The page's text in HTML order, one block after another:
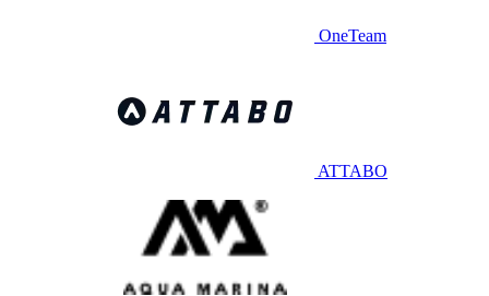
OneTeam
ATTABO